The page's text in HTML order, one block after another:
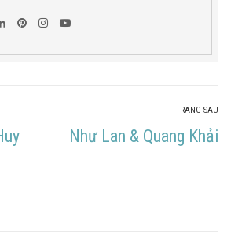
TRANG SAU
Trang
Như Lan & Quang Khải